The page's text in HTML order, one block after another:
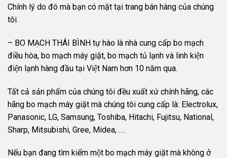
Chính lý do đó mà bạn có mặt tại trang bán hàng của chúng
tôi.
– BO MẠCH THÁI BÌNH tự hào là nhà cung cấp bo mạch
điều hòa, bo mạch máy giặt, bo mạch tủ lạnh và linh kiện
điện lạnh hàng đầu tại Việt Nam hơn 10 năm qua.
Tất cả sản phẩm của chúng tôi đều xuất xứ chính hãng, các
hãng bo mạch máy giặt mà chúng tôi cung cấp là: Electrolux,
Panasonic, LG, Samsung, Toshiba, Hitachi, Fujitsu, National,
Sharp, Mitsubishi, Gree, Midea, ….
Nếu bạn đang tìm kiếm một bo mạch máy giặt mà không ở